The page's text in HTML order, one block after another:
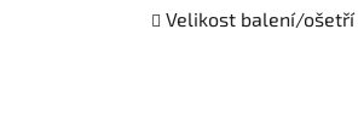
Velikost balení/ošetří